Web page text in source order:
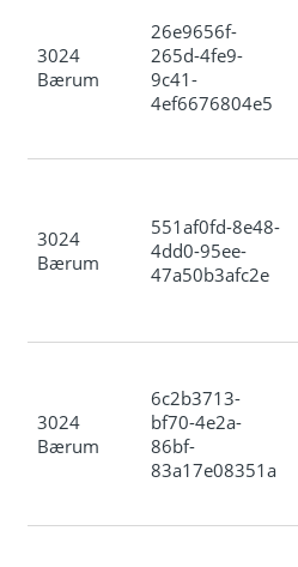
3024
Bærum
26e9656f-
265d-4fe9-
9c41-
4ef6676804e5
3024
Bærum
551af0fd-8e48-
4dd0-95ee-
47a50b3afc2e
3024
Bærum
6c2b3713-
bf70-4e2a-
86bf-
83a17e08351a